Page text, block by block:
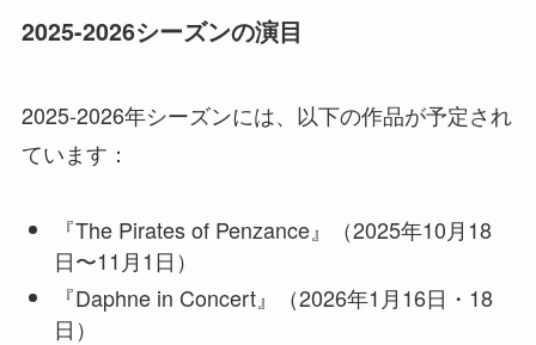
2025-2026シーズンの演目
2025-2026年シーズンには、以下の作品が予定され
ています：
『The Pirates of Penzance』（2025年10月18
日〜11月1日）
『Daphne in Concert』（2026年1月16日・18
日）